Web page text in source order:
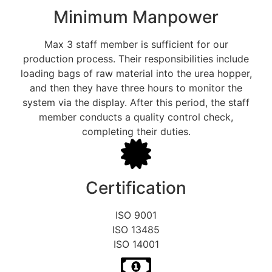
Minimum Manpower
Max 3 staff member is sufficient for our
production process. Their responsibilities include
loading bags of raw material into the urea hopper,
and then they have three hours to monitor the
system via the display. After this period, the staff
member conducts a quality control check,
completing their duties.
Certification
ISO 9001
ISO 13485
ISO 14001